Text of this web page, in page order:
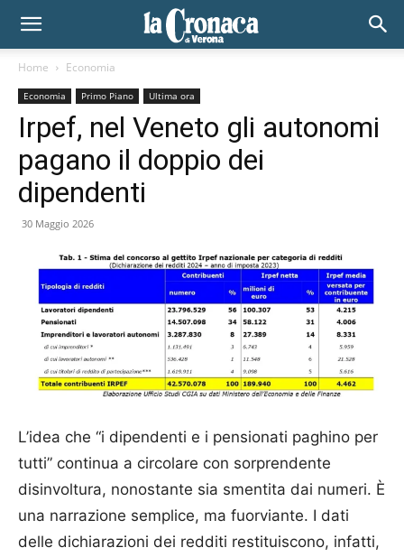
Home Economia
Economia Primo Piano Ultima ora
Irpef, nel Veneto gli autonomi
pagano il doppio dei
dipendenti
30 Maggio 2026
L’idea che “i dipendenti e i pensionati paghino per
tutti” continua a circolare con sorprendente
disinvoltura, nonostante sia smentita dai numeri. È
una narrazione semplice, ma fuorviante. I dati
delle dichiarazioni dei redditi restituiscono, infatti,